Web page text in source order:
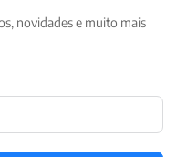
novidades e muito mais